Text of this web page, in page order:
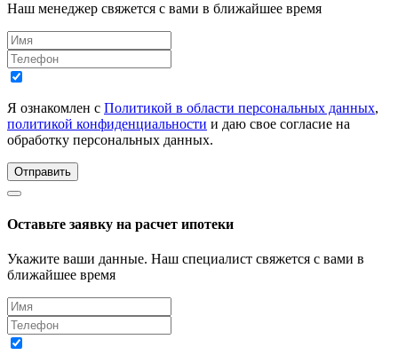
Наш менеджер свяжется с вами в ближайшее время
Я ознакомлен с Политикой в области персональных данных,
политикой конфиденциальности и даю свое согласие на
обработку персональных данных.
Отправить
Оставьте заявку на расчет ипотеки
Укажите ваши данные. Наш специалист свяжется с вами в
ближайшее время